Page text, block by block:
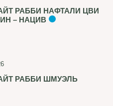
РАББИ НАФТАЛИ ЦВИ
– НАЦИВ
РАББИ ШМУЭЛЬ